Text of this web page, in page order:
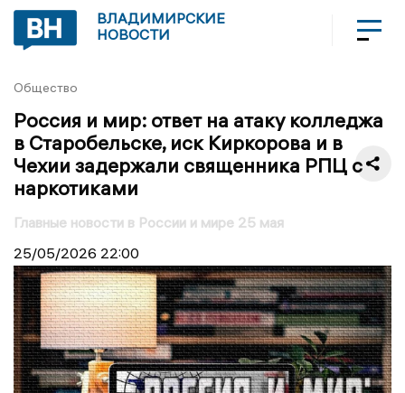
ВЛАДИМИРСКИЕ
НОВОСТИ
Общество
Россия и мир: ответ на атаку колледжа
в Старобельске, иск Киркорова и в
Чехии задержали священника РПЦ с
наркотиками
Главные новости в России и мире 25 мая
25/05/2026 22:00